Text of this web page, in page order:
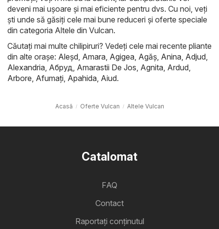
deveni mai ușoare și mai eficiente pentru dvs. Cu noi, veți
ști unde să găsiți cele mai bune reduceri și oferte speciale
din categoria Altele din Vulcan.
Căutați mai multe chilipiruri? Vedeți cele mai recente pliante
din alte orașe: Aleşd Amara Agigea Agăş Anina Adjud
Alexandria Абруд Amarastii De Jos Agnita Ardud
Arbore Afumaţi Apahida Aiud.
Acasă Oferte Vulcan Altele Vulcan
Catalomat
FAQ
Contact
Raportați conținutul